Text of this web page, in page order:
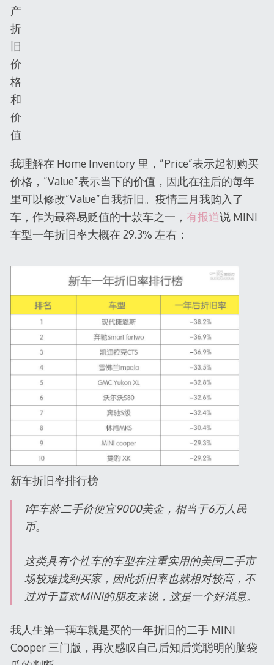
产
折
旧
价
格
和
价
值
我理解在 Home Inventory 里，”Price”表示起初购买
价格，”Value”表示当下的价值，因此在往后的每年
里可以修改”Value”自我折旧。疫情三月我购入了
车，作为最容易贬值的十款车之一， 有报道说 MINI
车型一年折旧率大概在 29.3% 左右：
新车折旧率排行榜
1年车龄二手价便宜9000美金，相当于6万人民
币。
这类具有个性车的车型在注重实用的美国二手市
场较难找到买家，因此折旧率也就相对较高，不
过对于喜欢MINI的朋友来说，这是一个好消息。
我人生第一辆车就是买的一年折旧的二手 MINI
Cooper 三门版，再次感叹自己后知后觉聪明的脑袋